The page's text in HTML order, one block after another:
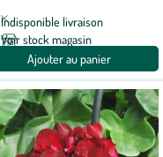
Indisponible livraison
Voir stock magasin
Ajouter au panier